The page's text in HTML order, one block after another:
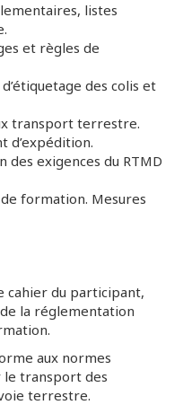
listes
et règles de
des colis et
transport terrestre.
d’expédition.
des exigences du RTMD
formation. Mesures
cahier du participant,
la réglementation
aux normes
le transport des
terrestre.